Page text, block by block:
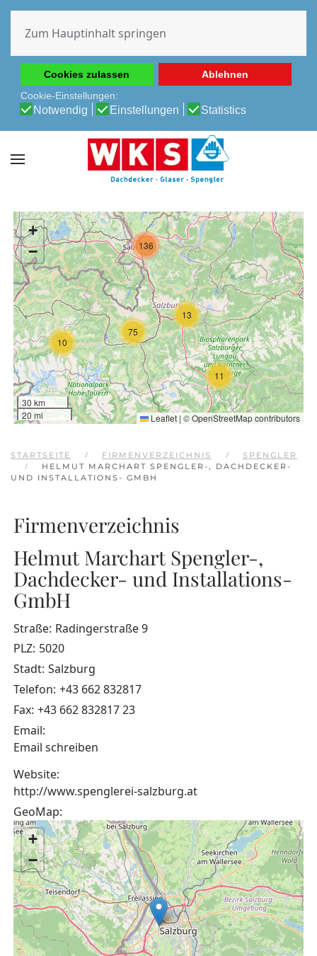
Erfahrung auf unserer Website zu ermöglichen.
Cookie-Richtlinie
Datenschutz-Bestimmungen
Cookies zulassen
Ablehnen
Cookie-Einstellungen:
Notwendig Einstellungen Statistics
Zum Hauptinhalt springen
10
11
13
75
136
+
−
30 km
20 mi
Leaflet | ©OpenStreetMapcontributors
STARTSEITE FIRMENVERZEICHNIS
SPENGLER
HELMUT MARCHART SPENGLER-, DACHDECKER-
UND INSTALLATIONS- GMBH
Firmenverzeichnis
Helmut Marchart Spengler-,
Dachdecker- und Installations-
GmbH
Straße: Radingerstraße 9
PLZ: 5020
Stadt: Salzburg
Telefon: +43 662 832817
Fax: +43 662 832817 23
Email:
Email schreiben
Website:
http://www.spenglerei-salzburg.at
GeoMap:
+
−